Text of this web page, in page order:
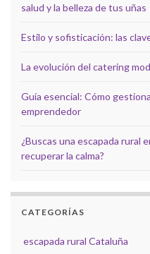
salud y la belleza de tus uñas
Estilo y sofisticación: las
La evolución del catering
Guía esencial: Cómo
emprendedor
¿Buscas una escapada rural
recuperar la calma?
CATEGORÍAS
escapada rural Cataluña